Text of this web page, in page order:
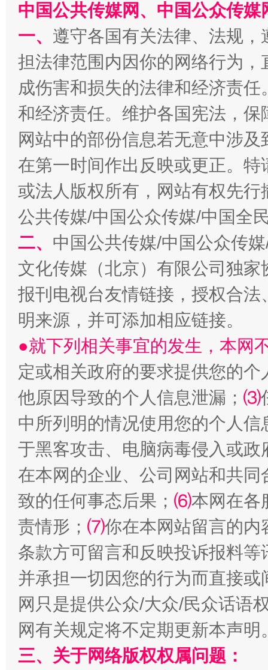
习近平的博鳌关键词
魏明
“刷贴”乱象丛生
生
揭批美国五大"原罪" "炒
解纷+调解+退费，一次搞定
中国公共传媒网、中国公众传
一、 遵守各国有关法律、法规
担法律范围内因你的网络行为
成伤害和损失的法律和经济责
和经济责任。维护各国宪法，
网站中的部份信息若无意中涉
在第一时间作出反映或更正。
或法人版权所有，网站有权先
公共传媒/中国公众传媒/中国全
二、 中国公共传媒/中国公众传
文化传媒（北京）有限公司独
报刊电视台友情链接，授权合
明来源，并可添加相应链接。
●就下列相关事宜的发生，本网
定或相关政府的要求提供您的个
他原因导致的个人信息泄漏； ⑶
中所列明的情况使用您的个人
于黑客攻击、电脑病毒侵入或
在本网的企业、公司网站和共
致的任何事态后果； ⑹本网在各
责情形； ⑺你在本网站留言的内
条款方可留言和反映投诉报料
并承担一切因您的行为而直接
网只是提供公众/大众/民众话语
网有关规定将不定期更新本声明
三、关于网络版权权属问题：